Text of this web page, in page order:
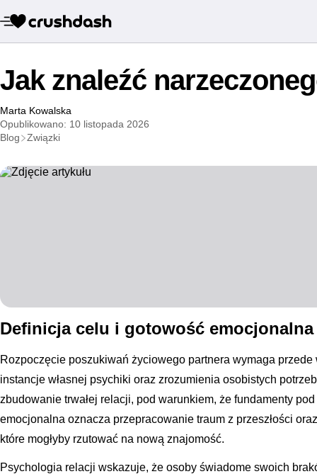
Jak znaleźć
Marta Kowalska
Opublikowano: 10 listopada 2026
Blog
Związki
Definicja celu i gotowość
Rozpoczęcie poszukiwań życiowego partnera wymaga przede
instancje własnej psychiki oraz zrozumienia osobistych
zbudowanie trwałej relacji, pod warunkiem, że fundamenty
emocjonalna oznacza przepracowanie traum z przeszłości
które mogłyby rzutować na nową znajomość.
Psychologia relacji wskazuje, że osoby świadome swoich